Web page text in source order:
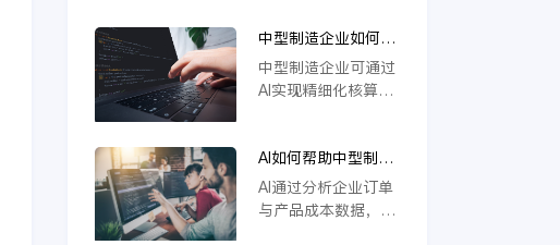
化资源配置，加强风
险控制，推动精细化
运营。
财融合，财务可提前
预警风险、优化资源
配置，支持科学决
价值链协同，确保战
略目标有效落地。
中型制造企业如何用
AI实现精细化核算？
中型制造企业可通过
AI实现精细化核算，
模块化设计（如
CBB）优化物料编码
管理，并借助AI合同
AI如何帮助中型制造
企业识别亏损订单和
低毛利产品？
AI通过分析企业订单
与产品成本数据，能